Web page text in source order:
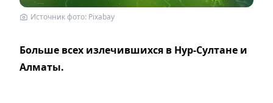
Источник фото: Рixabay
Больше всех излечившихся в Нур-Султане и
Алматы.